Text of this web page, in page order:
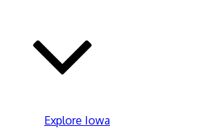
Explore Iowa